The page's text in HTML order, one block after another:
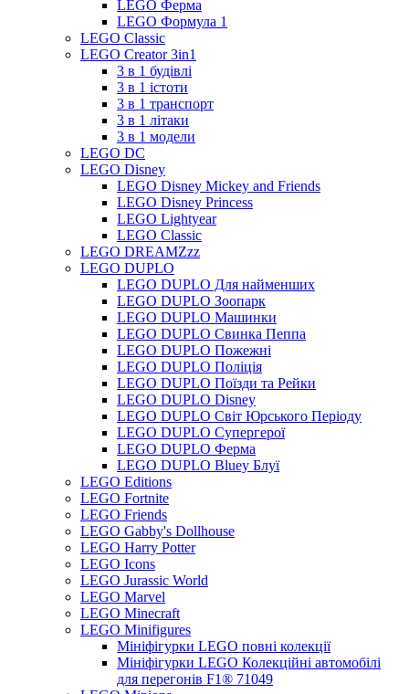
LEGO Ферма
LEGO Формула 1
LEGO Classic
LEGO Creator 3in1
3 в 1 будівлі
3 в 1 істоти
3 в 1 транспорт
3 в 1 літаки
3 в 1 модели
LEGO DC
LEGO Disney
LEGO Disney Mickey and Friends
LEGO Disney Princess
LEGO Lightyear
LEGO Classic
LEGO DREAMZzz
LEGO DUPLO
LEGO DUPLO Для найменших
LEGO DUPLO Зоопарк
LEGO DUPLO Машинки
LEGO DUPLO Свинка Пеппа
LEGO DUPLO Пожежні
LEGO DUPLO Поліція
LEGO DUPLO Поїзди та Рейки
LEGO DUPLO Disney
LEGO DUPLO Світ Юрського Періоду
LEGO DUPLO Супергерої
LEGO DUPLO Ферма
LEGO DUPLO Bluey Блуї
LEGO Editions
LEGO Fortnite
LEGO Friends
LEGO Gabby's Dollhouse
LEGO Harry Potter
LEGO Icons
LEGO Jurassic World
LEGO Marvel
LEGO Minecraft
LEGO Minifigures
Мініфігурки LEGO повні колекції
Мініфігурки LEGO Колекційні автомобілі
для перегонів F1® 71049